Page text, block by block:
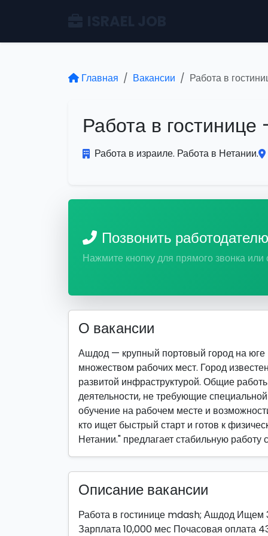
Главная Вакансии Работа в
Работа в
Работа в израиле. Работа в Нетании.
Позвонить работодателю
Нажмите кнопку для прямого звонка или
О вакансии
Ашдод — крупный портовый город на
множеством рабочих мест. Город
развитой инфраструктурой. Общие
деятельности, не требующие
обучение на рабочем месте и
кто ищет быстрый старт и готов к
Нетании." предлагает стабильную
Описание вакансии
Работа в гостинице mdash; Ашдод Ищем
Зарплата 10,000 мес Почасовая оплата